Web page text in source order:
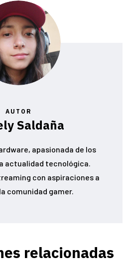
AUTOR
Saldaña
apasionada de los
actualidad tecnológica.
con aspiraciones a
comunidad gamer.
relacionadas